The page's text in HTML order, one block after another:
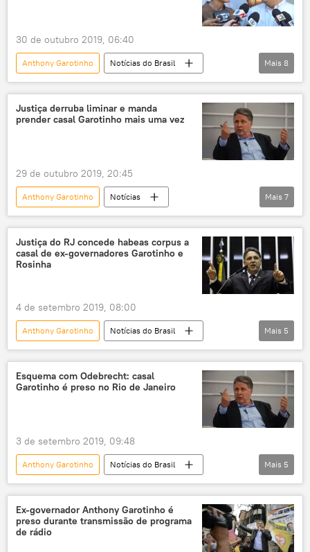
30 de outubro 2019, 06:40
Anthony Garotinho
Notícias do Brasil
Notícias
Rosinha Matheus
Campos dos Goytacazes
investigação
corrupção
prisão
Mais 8
Justiça derruba liminar e manda
prender casal Garotinho mais uma vez
29 de outubro 2019, 20:45
Anthony Garotinho
Notícias
Notícias do Brasil
prisão
justiça
liminar
Campos dos Goytacazes
governador
Rio de Janeiro
Mais 7
Justiça do RJ concede habeas corpus a
casal de ex-governadores Garotinho e
Rosinha
4 de setembro 2019, 08:00
Anthony Garotinho
Notícias do Brasil
Notícias
Rosinha Matheus
Tribunal de Justiça do Rio de Janeiro
prisão
habeas corpus
Mais 5
Esquema com Odebrecht: casal
Garotinho é preso no Rio de Janeiro
3 de setembro 2019, 09:48
Anthony Garotinho
Notícias do Brasil
Notícias
Rosinha Matheus
G1 Rio de Janeiro
Mais 5
Ex-governador Anthony Garotinho é
preso durante transmissão de programa
de rádio